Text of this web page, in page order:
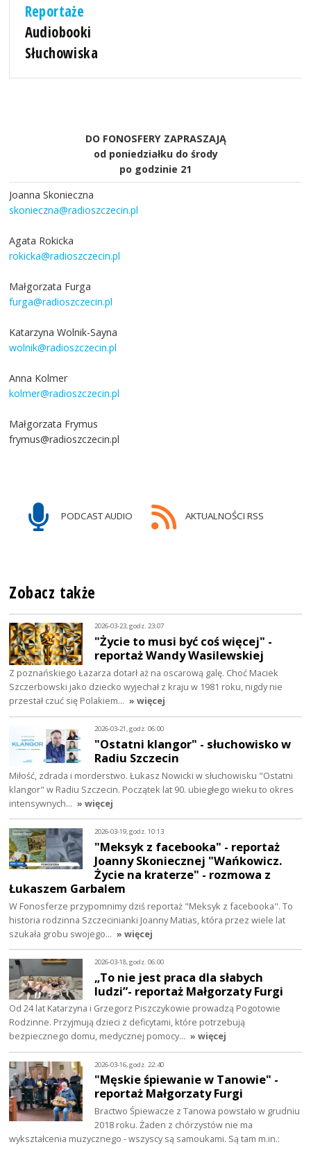
Reportaże
Audiobooki
Słuchowiska
DO FONOSFERY ZAPRASZAJĄ
od poniedziałku do środy
po godzinie 21
Joanna Skonieczna
skonieczna@radioszczecin.pl
Agata Rokicka
rokicka@radioszczecin.pl
Małgorzata Furga
furga@radioszczecin.pl
Katarzyna Wolnik-Sayna
wolnik@radioszczecin.pl
Anna Kolmer
kolmer@radioszczecin.pl
Małgorzata Frymus
frymus@radioszczecin.pl
PODCAST AUDIO AKTUALNOŚCI RSS
Zobacz także
2026-03-23, godz. 23:07
"Życie to musi być coś więcej" -
reportaż Wandy Wasilewskiej
Z poznańskiego Łazarza dotarł aż na oscarową galę. Choć Maciek
Szczerbowski jako dziecko wyjechał z kraju w 1981 roku, nigdy nie
przestał czuć się Polakiem… » więcej
2026-03-21, godz. 06:00
"Ostatni klangor" - słuchowisko w
Radiu Szczecin
Miłość, zdrada i morderstwo. Łukasz Nowicki w słuchowisku "Ostatni
klangor" w Radiu Szczecin. Początek lat 90. ubiegłego wieku to okres
intensywnych… » więcej
2026-03-19, godz. 10:13
"Meksyk z facebooka" - reportaż
Joanny Skoniecznej "Wańkowicz.
Życie na kraterze" - rozmowa z
Łukaszem Garbalem
W Fonosferze przypomnimy dziś reportaż "Meksyk z facebooka". To
historia rodzinna Szczecinianki Joanny Matias, która przez wiele lat
szukała grobu swojego… » więcej
2026-03-18, godz. 06:00
„To nie jest praca dla słabych
ludzi”- reportaż Małgorzaty Furgi
Od 24 lat Katarzyna i Grzegorz Piszczykowie prowadzą Pogotowie
Rodzinne. Przyjmują dzieci z deficytami, które potrzebują
bezpiecznego domu, medycznej pomocy… » więcej
2026-03-16, godz. 22:40
"Męskie śpiewanie w Tanowie" -
reportaż Małgorzaty Furgi
Bractwo Śpiewacze z Tanowa powstało w grudniu
2018 roku. Żaden z chórzystów nie ma
wykształcenia muzycznego - wszyscy są samoukami. Są tam m.in.: